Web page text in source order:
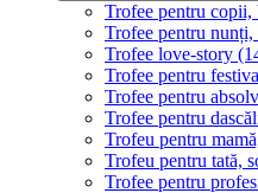
Trofee pentru copii,
Trofee pentru nunți,
Trofee love-story
Trofee pentru
Trofee pentru
Trofee pentru
Trofeu pentru
Trofeu pentru tată,
Trofee pentru